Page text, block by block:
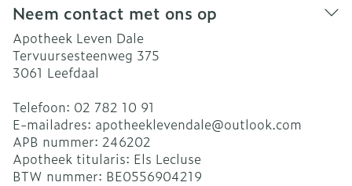
Neem contact met ons op
Apotheek Leven Dale
Tervuursesteenweg 375
3061 Leefdaal
Telefoon: 02 782 10 91
E-mailadres: apotheeklevendale@outlook.com
APB nummer: 246202
Apotheek titularis: Els Lecluse
BTW nummer: BE0556904219